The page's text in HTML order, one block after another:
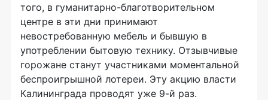
того, в гуманитарно-благотворительном
центре в эти дни принимают
невостребованную мебель и бывшую в
употреблении бытовую технику. Отзывчивые
горожане станут участниками моментальной
беспроигрышной лотереи. Эту акцию власти
Калининграда проводят уже 9-й раз.